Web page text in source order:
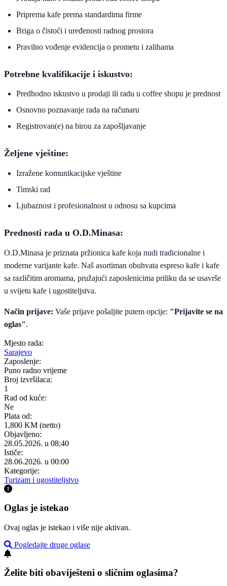
Priprema kafe prema standardima firme
Briga o čistoći i uređenosti radnog prostora
Pravilno vođenje evidencija o prometu i zalihama
Potrebne kvalifikacije i iskustvo:
Predhodno iskustvo u prodaji ili radu u coffee shopu je prednost
Osnovno poznavanje rada na računaru
Registrovan(e) na birou za zapošljavanje
Željene vještine:
Izražene komunikacijske vještine
Timski rad
Ljubaznost i profesionalnost u odnosu sa kupcima
Prednosti rada u O.D.Minasa:
O.D.Minasa je priznata pržionica kafe koja nudi tradicionalne i
moderne varijante kafe. Naš asortiman obuhvata espreso kafe i kafe
sa različitim aromama, pružajući zaposlenicima priliku da se usavrše
u svijetu kafe i ugostiteljstva.
Način prijave: Vaše prijave pošaljite putem opcije: "Prijavite se na
oglas".
Mjesto rada:
Sarajevo
Zaposlenje:
Puno radno vrijeme
Broj izvršilaca:
1
Rad od kuće:
Ne
Plata od:
1,800 KM (netto)
Objavljeno:
28.05.2026. u 08:40
Ističe:
28.06.2026. u 00:00
Kategorije:
Turizam i ugostiteljstvo
Oglas je istekao
Ovaj oglas je istekao i više nije aktivan.
Pogledajte druge oglase
Želite biti obaviješteni o sličnim oglasima?